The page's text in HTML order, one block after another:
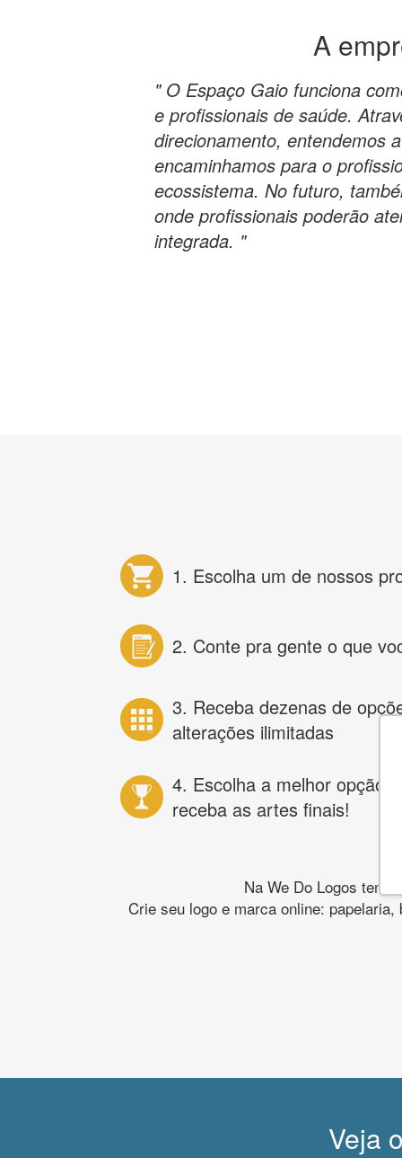
A
" O Espaço Gaio funciona
e profissionais de saúde.
direcionamento, entendemos
encaminhamos para o
ecossistema. No futuro,
onde profissionais poderão
integrada. "
1. Escolha um de nossos
2. Conte pra gente o que
3. Receba dezenas de
alterações ilimitadas
4. Escolha a melhor opção e
receba as artes finais!
Na We Do Logos
Crie seu logo e marca online:
Veja